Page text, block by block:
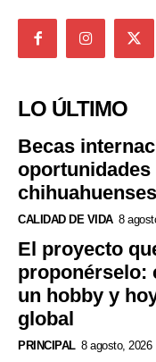
LO ÚLTIMO
Becas
chihuahuenses
CALIDAD DE VIDA 8
El proyecto
proponérselo:
un hobby y
global
PRINCIPAL 8 agosto, 2026